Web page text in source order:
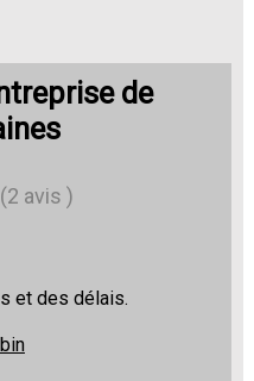
de
(2 avis )
et des délais.